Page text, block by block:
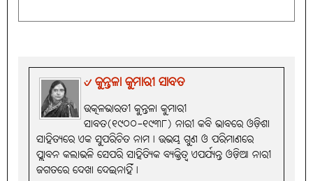
୰ କୁନ୍ତଳା କୁମାରୀ ସାବତ
ଉତ୍କଳଭାରତୀ କୁନ୍ତଳା କୁମାରୀ
ସାବତ(୧୯୦୦-୧୯୩୮) ନାରୀ କବି ଭାବରେ ଓଡ଼ିଶା
ସାହିତ୍ୟରେ ଏକ ସୁପରିଚିତ ନାମ। ଉଭୟ ଗୁଣ ଓ ପରିମାଣରେ
ପ୍ଲାବନ କଲାଭଳି ସେପରି ସାହିତ୍ୟିକ ବ୍ୟକ୍ତିତ୍ବ ଏପର୍ଯ୍ୟନ୍ତ ଓଡ଼ିଆ ନାରୀ
ଜଗତରେ ଦେଖା ଦେଇନାହିଁ।